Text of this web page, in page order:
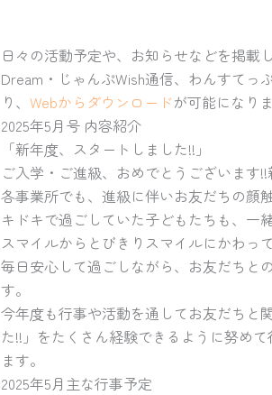
日々の活動予定や、お知らせなどを掲載
Dream・じゃんぷWish通信、わんすてっ
り、 Webからダウンロードが可能になり
2025年5月号 内容紹介
「新年度、スタートしました!!」
ご入学・ご進級、おめでとうございます
各事業所でも、進級に伴いお友だちの顔
キドキで過ごしていた子どもたちも、一
スマイルからとびきりスマイルにかわっ
毎日安心して過ごしながら、お友だちと
す。
今年度も行事や活動を通してお友だちと
た!!」をたくさん経験できるように努め
ます。
2025年5月主な行事予定